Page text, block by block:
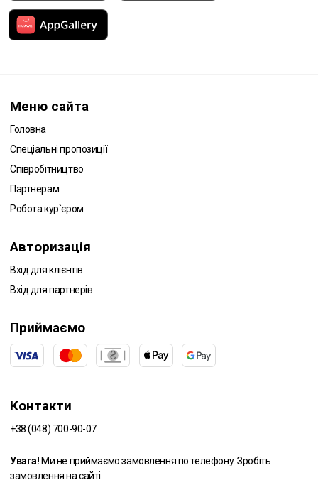
Меню сайта
Головна
Спеціальні пропозиції
Співробітництво
Партнерам
Робота кур`єром
Авторизація
Вхід для клієнтів
Вхід для партнерів
Приймаємо
Контакти
+38 (048) 700-90-07
Увага! Ми не приймаємо замовлення по телефону. Зробіть
замовлення на сайті.